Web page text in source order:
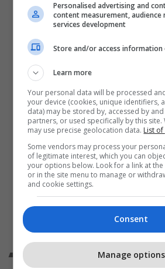
Promo
Personalised advertising and
content measurement, audience
services development
Store and/or access information
Learn more
Your personal data will be processed
your device (cookies, unique identifiers,
data) may be stored by, accessed by
partners, or used specifically by this
may use precise geolocation data. List
Some vendors may process your
of legitimate interest, which you can
your options below. Look for a link at
or in the site menu to manage or
and cookie settings.
Consent
Manage options